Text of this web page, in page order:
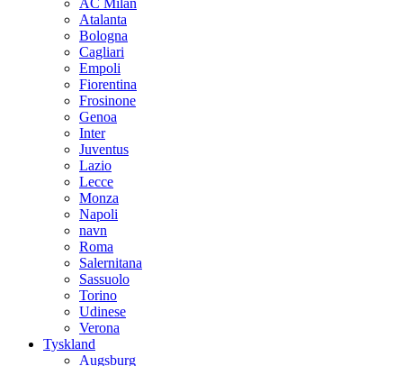
Atalanta
Bologna
Cagliari
Empoli
Fiorentina
Frosinone
Genoa
Inter
Juventus
Lazio
Lecce
Monza
Napoli
navn
Roma
Salernitana
Sassuolo
Torino
Udinese
Verona
Tyskland
Augsburg